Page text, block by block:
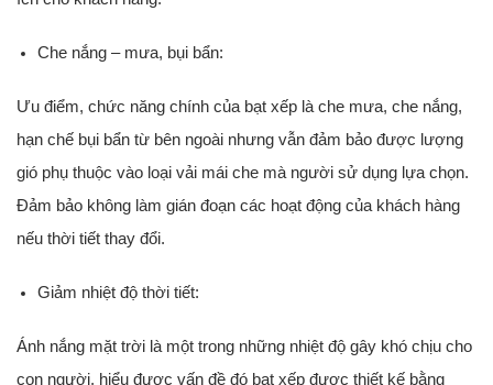
Che nắng – mưa, bụi bẩn:
Ưu điểm, chức năng chính của bạt xếp là che mưa, che nắng,
hạn chế bụi bẩn từ bên ngoài nhưng vẫn đảm bảo được lượng
gió phụ thuộc vào loại vải mái che mà người sử dụng lựa chọn.
Đảm bảo không làm gián đoạn các hoạt động của khách hàng
nếu thời tiết thay đổi.
Giảm nhiệt độ thời tiết:
Ánh nắng mặt trời là một trong những nhiệt độ gây khó chịu cho
con người, hiểu được vấn đề đó bạt xếp được thiết kế bằng